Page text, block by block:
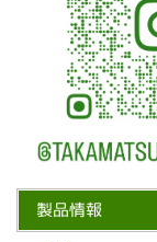
製品情報